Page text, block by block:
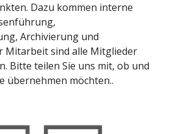
Dazu kommen interne
Archivierung und
Mitarbeit sind alle Mitglieder
Bitte teilen Sie uns mit, ob und
übernehmen möchten..